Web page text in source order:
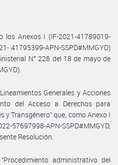
los Anexos I (IF-2021-41789019-
41795399-APN-SSPD#MMGYD)
N° 228 del 18 de mayo de
Generales y Acciones
del Acceso a Derechos para
y Transgénero” que, como Anexo I
57697998-APN-SSPD#MMGYD,
Resolución.
administrativo del